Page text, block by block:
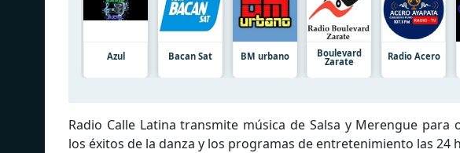
Azul Bacan Sat BM urbano Boulevard
Zarate Radio Acero
Radio Calle Latina transmite música de Salsa y Merengue para
los éxitos de la danza y los programas de entretenimiento las 24